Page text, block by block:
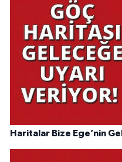
Haritalar Bize Ege’nin